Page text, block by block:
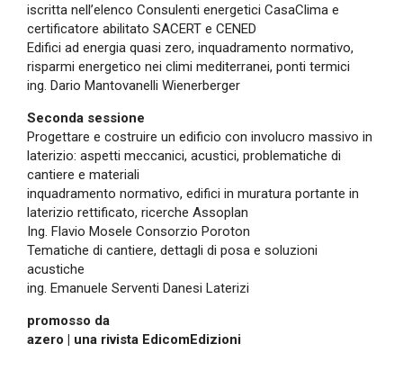
iscritta nell’elenco Consulenti energetici CasaClima e
certificatore abilitato SACERT e CENED
Edifici ad energia quasi zero, inquadramento normativo,
risparmi energetico nei climi mediterranei, ponti termici
ing. Dario Mantovanelli Wienerberger
Seconda sessione
Progettare e costruire un edificio con involucro massivo in
laterizio: aspetti meccanici, acustici, problematiche di
cantiere e materiali
inquadramento normativo, edifici in muratura portante in
laterizio rettificato, ricerche Assoplan
Ing. Flavio Mosele Consorzio Poroton
Tematiche di cantiere, dettagli di posa e soluzioni
acustiche
ing. Emanuele Serventi Danesi Laterizi
promosso da
azero | una rivista EdicomEdizioni